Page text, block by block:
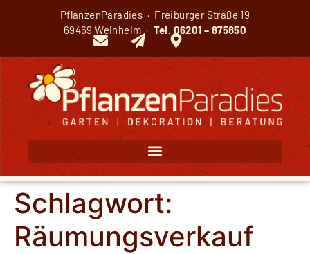
PflanzenParadies · Freiburger Straße 19
69469 Weinheim · Tel. 06201 – 875850
Schlagwort:
Räumungsverkauf